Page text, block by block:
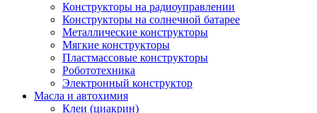
Конструкторы на радиоуправлении
Конструкторы на солнечной батарее
Металлические конструкторы
Мягкие конструкторы
Пластмассовые конструкторы
Робототехника
Электронный конструктор
Масла и автохимия
Клеи (циакрин)